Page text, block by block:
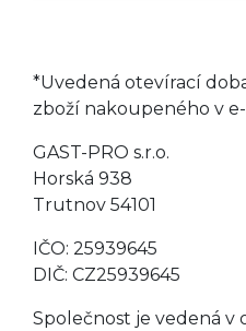
*Uvedená otevírací
zboží nakoupeného v
GAST-PRO s.r.o.
Horská 938
Trutnov 54101
IČO: 25939645
DIČ: CZ25939645
Společnost je vedená